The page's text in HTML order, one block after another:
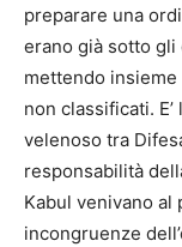
preparare una
erano già sotto
mettendo
non classificati.
velenoso tra
responsabilità
Kabul venivano
incongruenze